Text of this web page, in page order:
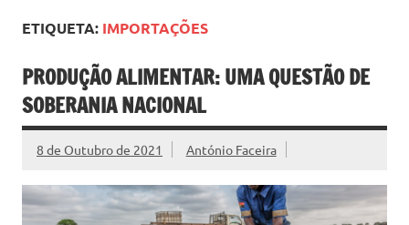
ETIQUETA: IMPORTAÇÕES
PRODUÇÃO ALIMENTAR: UMA QUESTÃO DE
SOBERANIA NACIONAL
8 de Outubro de 2021 António Faceira